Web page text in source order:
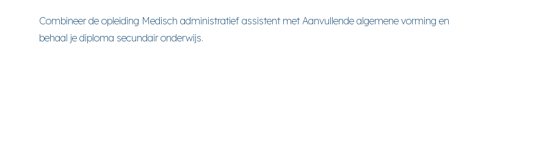
Combineer de opleiding Medisch administratief assistent met Aanvullende algemene vorming en
behaal je diploma secundair onderwijs.